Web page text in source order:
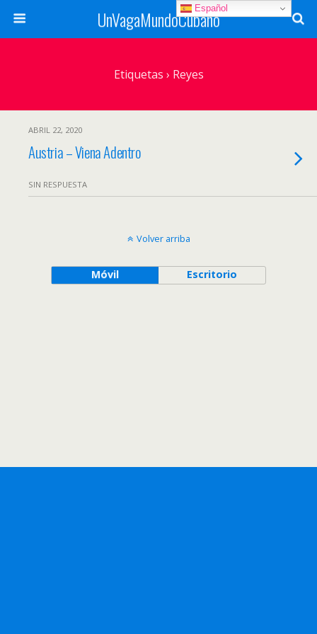
UnVagaMundoCubano
Etiquetas › Reyes
ABRIL 22, 2020
Austria – Viena Adentro
SIN RESPUESTA
Volver arriba
Móvil Escritorio
Español